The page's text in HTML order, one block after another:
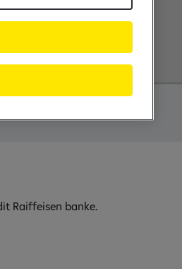
Raiffeisen banke.